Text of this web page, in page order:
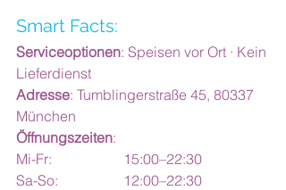
Smart Facts:
Serviceoptionen: Speisen vor Ort · Kein
Lieferdienst
Adresse: Tumblingerstraße 45, 80337
München
Öffnungszeiten:
Mi-Fr: 		15:00–22:30
Sa-So: 		12:00–22:30